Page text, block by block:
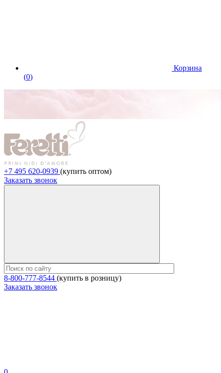
Корзина
(0)
+7 495 620-0939 (купить оптом)
Заказать звонок
8-800-777-8544 (купить в розницу)
Заказать звонок